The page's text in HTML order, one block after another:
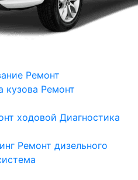
Ремонт
кузова Ремонт
ходовой Диагностика
Ремонт дизельного